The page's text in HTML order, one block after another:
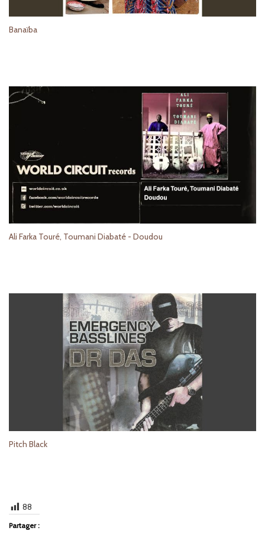
Banaïba
Ali Farka Touré, Toumani Diabaté - Doudou
Pitch Black
88
Partager :